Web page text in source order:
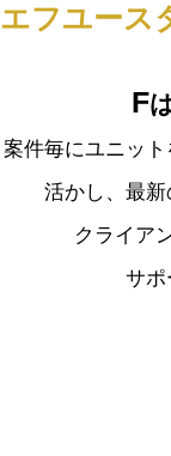
エフユース
F
案件毎にユニッ
活かし、 最新
クライア
サポ